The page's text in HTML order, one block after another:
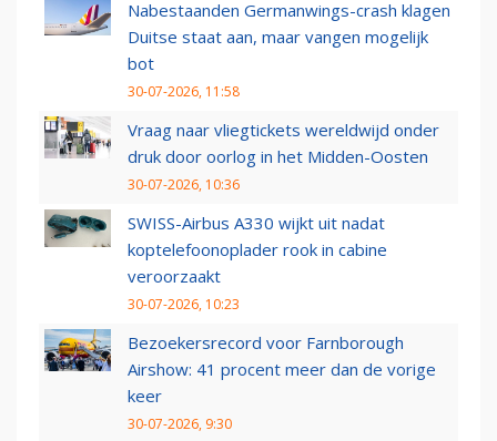
Nabestaanden Germanwings-crash klagen
Duitse staat aan, maar vangen mogelijk
bot
30-07-2026, 11:58
Vraag naar vliegtickets wereldwijd onder
druk door oorlog in het Midden-Oosten
30-07-2026, 10:36
SWISS-Airbus A330 wijkt uit nadat
koptelefoonoplader rook in cabine
veroorzaakt
30-07-2026, 10:23
Bezoekersrecord voor Farnborough
Airshow: 41 procent meer dan de vorige
keer
30-07-2026, 9:30